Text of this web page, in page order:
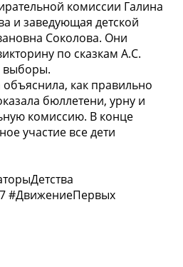
комиссии Галина
и заведующая детской
Соколова. Они
по сказкам А.С.
выборы.
как правильно
бюллетени, урну и
комиссию. В конце
участие все дети
#ДвижениеПервых